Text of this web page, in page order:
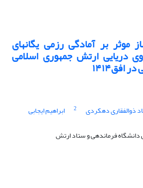
موثر بر آمادگی رزمی یگانهای
دریایی ارتش جمهوری اسلامی
افق۱۴۱۴
ذوالفقاری دهکردی 2 ابراهیم ایجابی
فرماندهی و ستاد ارتش